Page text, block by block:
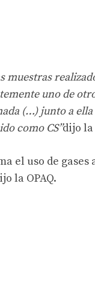
muestras
uno de
(…) junto a
como CS”dijo la
el uso de
la OPAQ.